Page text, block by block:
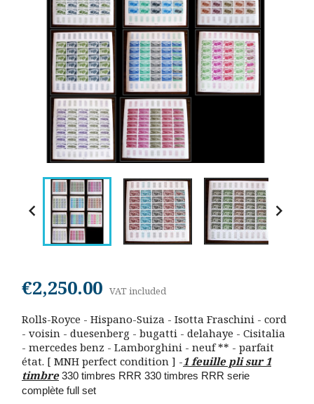
 
€2,250.00 VAT included
Rolls-Royce - Hispano-Suiza - Isotta Fraschini - cord
- voisin - duesenberg - bugatti - delahaye - Cisitalia
- mercedes benz - Lamborghini - neuf ** - parfait
état. [ MNH perfect condition ] -1 feuille pli sur 1
timbre 330 timbres RRR 330 timbres RRR serie
complète full set